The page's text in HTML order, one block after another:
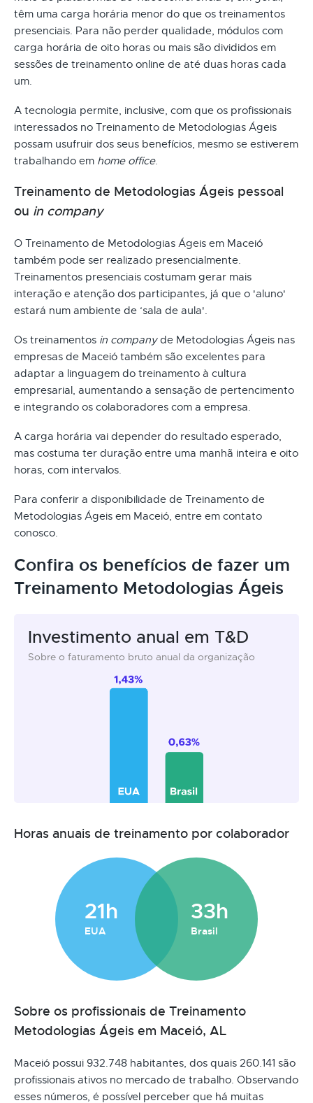
têm uma carga horária menor do que os treinamentos
presenciais. Para não perder qualidade, módulos com
carga horária de oito horas ou mais são divididos em
sessões de treinamento online de até duas horas cada
um.
A tecnologia permite, inclusive, com que os profissionais
interessados no Treinamento de Metodologias Ágeis
possam usufruir dos seus benefícios, mesmo se estiverem
trabalhando em home office.
Treinamento de Metodologias Ágeis pessoal
ou in company
O Treinamento de Metodologias Ágeis em Maceió
também pode ser realizado presencialmente.
Treinamentos presenciais costumam gerar mais
interação e atenção dos participantes, já que o 'aluno'
estará num ambiente de ‘sala de aula'.
Os treinamentos in companyde Metodologias Ágeis nas
empresas de Maceió também são excelentes para
adaptar a linguagem do treinamento à cultura
empresarial, aumentando a sensação de pertencimento
e integrando os colaboradores com a empresa.
A carga horária vai depender do resultado esperado,
mas costuma ter duração entre uma manhã inteira e oito
horas, com intervalos.
Para conferir a disponibilidade de Treinamento de
Metodologias Ágeis em Maceió, entre em contato
conosco.
Confira os benefícios de fazer um
Treinamento Metodologias Ágeis
Investimento anual em T&D
Sobre o faturamento bruto anual da organização
Horas anuais de treinamento por colaborador
21h
EUA
33h
Brasil
Sobre os profissionais de Treinamento
Metodologias Ágeis em Maceió, AL
Maceió possui 932.748 habitantes, dos quais 260.141 são
profissionais ativos no mercado de trabalho. Observando
esses números, é possível perceber que há muitas